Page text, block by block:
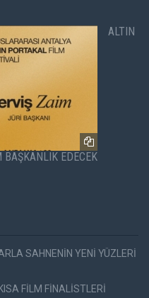
ALTIN
EDECEK
SAHNENİN YENİ YÜZLERİ
FİLM FİNALİSTLERİ